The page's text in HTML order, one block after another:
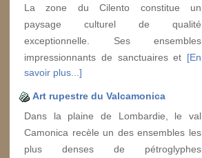
La zone du Cilento constitue un
paysage culturel de qualité
exceptionnelle. Ses ensembles
impressionnants de sanctuaires et [En
savoir plus...]
Art rupestre du Valcamonica
Dans la plaine de Lombardie, le val
Camonica recèle un des ensembles les
plus denses de pétroglyphes